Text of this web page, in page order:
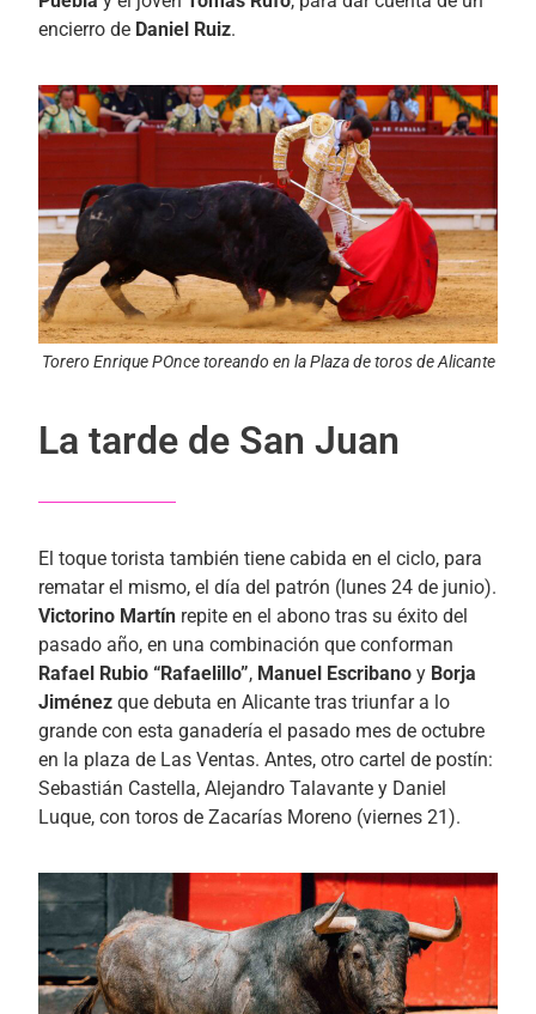
encierro de Daniel Ruiz.
Torero Enrique POnce toreando en la Plaza de toros de Alicante
La tarde de San Juan
El toque torista también tiene cabida en el ciclo, para
rematar el mismo, el día del patrón (lunes 24 de junio).
Victorino Martín repite en el abono tras su éxito del
pasado año, en una combinación que conforman
Rafael Rubio “Rafaelillo”, Manuel Escribano y Borja
Jiménez que debuta en Alicante tras triunfar a lo
grande con esta ganadería el pasado mes de octubre
en la plaza de Las Ventas. Antes, otro cartel de postín:
Sebastián Castella, Alejandro Talavante y Daniel
Luque, con toros de Zacarías Moreno (viernes 21).